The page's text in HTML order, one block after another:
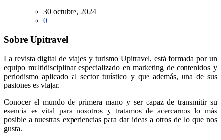
30 octubre, 2024
0
Sobre Upitravel
La revista digital de viajes y turismo Upitravel, está formada por un
equipo multidisciplinar especializado en marketing de contenidos y
periodismo aplicado al sector turístico y que además, una de sus
pasiones es viajar.
Conocer el mundo de primera mano y ser capaz de transmitir su
esencia es vital para nosotros y tratamos de acercarnos lo más
posible a nuestras experiencias para dar ideas a otros de lo que nos
gusta.